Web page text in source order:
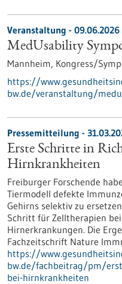
Veranstaltung - 09.06.2026
MedUsability
Mannheim, Kongress/
https://
bw.de/veranstaltung/
Pressemitteilung -
Erste Schritte in
Hirnkrankheiten
Freiburger Forschende
Tiermodell defekte
Gehirns selektiv zu
Schritt für Zelltherapien
Hirnerkrankungen. Die
Fachzeitschrift Nature
https://
bw.de/fachbeitrag/pm/
bei-hirnkrankheiten